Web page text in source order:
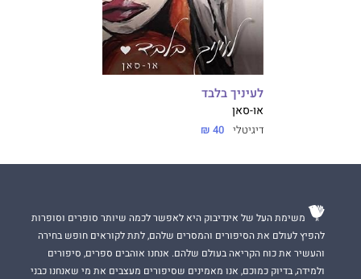
לעיניך בלבד
או-סאן
דיגיטלי 40 ₪
משימת העל של אינדיבוק היא לאפשר לכמה שיותר סופרים וסופרות
להפיץ לעולם את הסיפורים והמסרים שלהם, לתת לקוראים חופש בחירה
והעשיר את כוח הקריאה בעולם שלהם. אנחנו אוהבים ספרים, סיפורים
ולמידה, בדיוק כמוכם, אנו מאמינים שסיפורים מעצבים את מי שאנחנו כבני